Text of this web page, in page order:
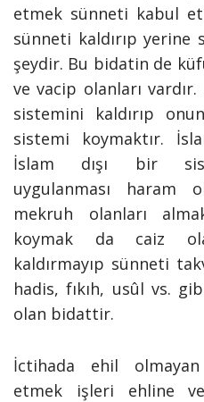
etmek sünneti kabul
sünneti kaldırıp
şeydir. Bu bidatin de
ve vacip olanları
sistemini kaldırıp
sistemi koymaktır.
İslam dışı bir
uygulanması haram
mekruh olanları
koymak da caiz
kaldırmayıp sünneti
hadis, fıkıh, usûl vs.
olan bidattir.
İctihada ehil
etmek işleri ehline